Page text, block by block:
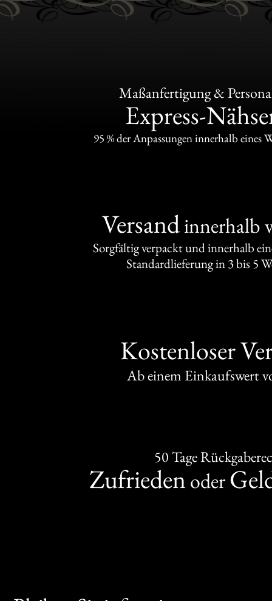
Maßanfertigung &
Express-
95 % der Anpassungen innerhalb eines
Versandinnerhalb
Sorgfältig verpackt und innerhalb
Standardlieferung in 3 bis 5
Kostenloser
Ab einem Einkaufswert
50 Tage
Zufrieden oder